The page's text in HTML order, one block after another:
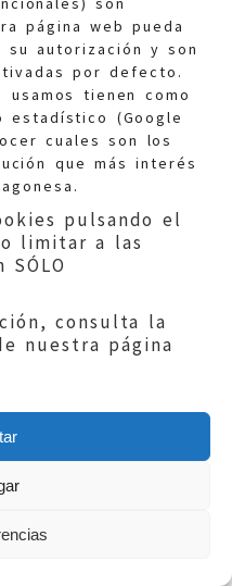
página web pueda
su autorización y son
por defecto.
tienen como
estadístico (Google
cuales son los
que más interés
pulsando el
o limitar a las
consulta la
nuestra página
de
se enmarca
que
a las
para
del
las
de